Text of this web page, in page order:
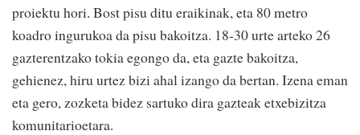
proiektu hori. Bost pisu ditu eraikinak, eta 80 metro
koadro ingurukoa da pisu bakoitza. 18-30 urte arteko 26
gazterentzako tokia egongo da, eta gazte bakoitza,
gehienez, hiru urtez bizi ahal izango da bertan. Izena eman
eta gero, zozketa bidez sartuko dira gazteak etxebizitza
komunitarioetara.